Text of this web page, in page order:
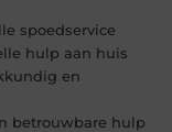
spoedservice
hulp aan huis
en
betrouwbare hulp